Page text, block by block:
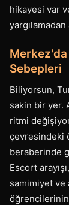
hikayesi var
yargılamadan
Sebepleri
Biliyorsun,
sakin bir yer.
ritmi
çevresindeki
beraberinde
Escort
samimiyet ve